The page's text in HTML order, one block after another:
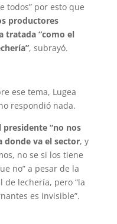
todos” por esto que
productores
tratada “como el
, subrayó.
ese tema, Lugea
respondió nada.
presidente “no nos
donde va el sector, y
no se si los tiene
no” a pesar de la
de lechería, pero “la
es invisible”.